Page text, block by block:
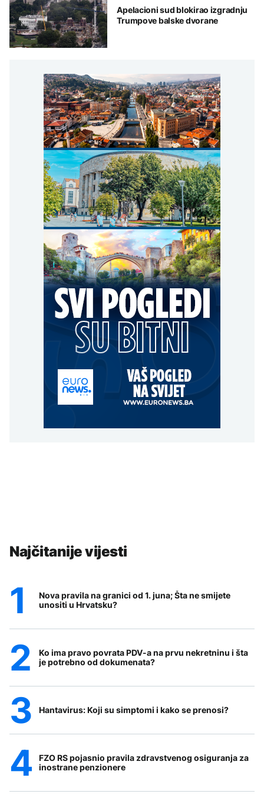
Apelacioni sud blokirao izgradnju
Trumpove balske dvorane
Najčitanije vijesti
Nova pravila na granici od 1. juna; Šta ne smijete
unositi u Hrvatsku?
Ko ima pravo povrata PDV-a na prvu nekretninu i šta
je potrebno od dokumenata?
Hantavirus: Koji su simptomi i kako se prenosi?
FZO RS pojasnio pravila zdravstvenog osiguranja za
inostrane penzionere